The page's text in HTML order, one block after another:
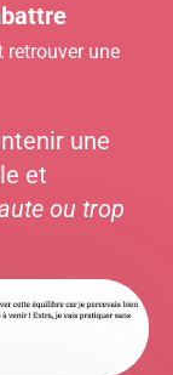
retrouver une
une
et
ou trop